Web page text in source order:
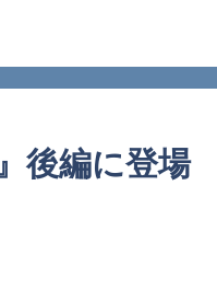
後編に登場